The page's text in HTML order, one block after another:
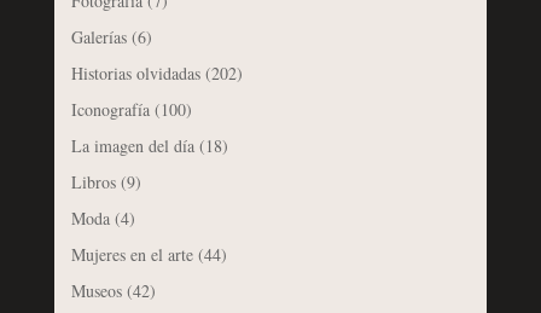
Galerías(6)
Historias olvidadas(202)
Iconografía(100)
La imagen del día(18)
Libros(9)
Moda(4)
Mujeres en el arte(44)
Museos(42)